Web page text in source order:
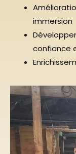
immersion
confiance